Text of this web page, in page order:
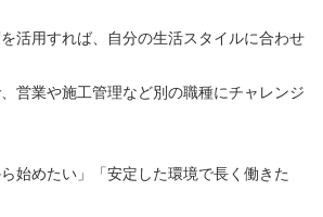
活用すれば、自分の生活スタイルに合わせ
営業や施工管理など別の職種にチャレンジ
始めたい」「安定した環境で長く働きた